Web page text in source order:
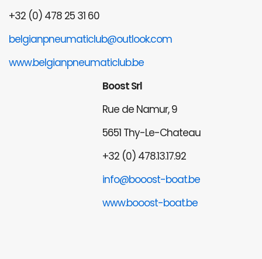
+32 (0) 478 25 31 60
belgianpneumaticlub@outlook.com
www.belgianpneumaticlub.be
Boost Srl
Rue de Namur, 9
5651 Thy-Le-Chateau
+32 (0) 478.13.17.92
info@booost-boat.be
www.booost-boat.be